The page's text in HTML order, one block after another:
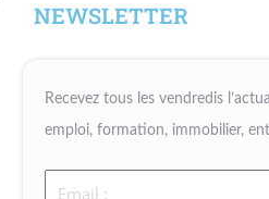
NEWSLETTER
Recevez tous les vendredis
emploi, formation, immobilier,
Email